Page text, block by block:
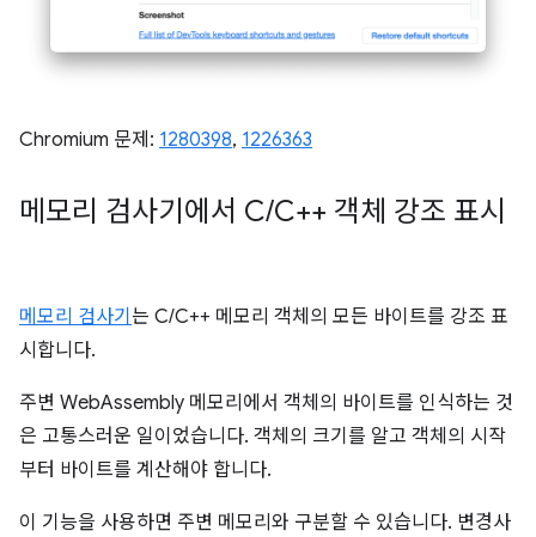
Chromium 문제: 1280398, 1226363
메모리 검사기에서 C/C++ 객체 강조 표시
메모리 검사기 는 C/C++ 메모리 객체의 모든 바이트를 강조 표
시합니다.
주변 WebAssembly 메모리에서 객체의 바이트를 인식하는 것
은 고통스러운 일이었습니다. 객체의 크기를 알고 객체의 시작
부터 바이트를 계산해야 합니다.
이 기능을 사용하면 주변 메모리와 구분할 수 있습니다. 변경사